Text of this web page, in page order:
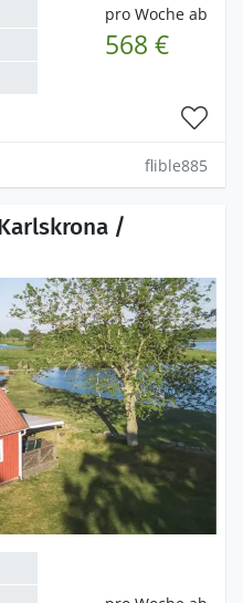
pro Woche ab
568 €
flible885
/